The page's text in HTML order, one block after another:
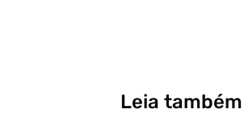
Leia também